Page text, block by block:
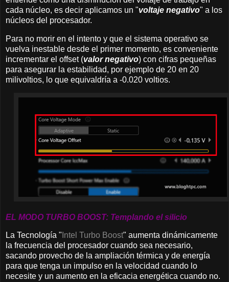
cada núcleo, es decir aplicamos un "voltaje negativo" a los
núcleos del procesador.
Para no morir en el intento y que el sistema operativo se
vuelva inestable desde el primer momento, es conveniente
incrementar el offset (valor negativo) con cifras pequeñas
para asegurar la estabilidad, por ejemplo de 20 en 20
milivoltios, lo que equivaldría a -0.020 voltios.
EL MODO TURBO BOOST: Templando el silicio
La Tecnología " Intel Turbo Boost" aumenta dinámicamente
la frecuencia del procesador cuando sea necesario,
sacando provecho de la ampliación térmica y de energía
para que tenga un impulso en la velocidad cuando lo
necesite y un aumento en la eficacia energética cuando no.